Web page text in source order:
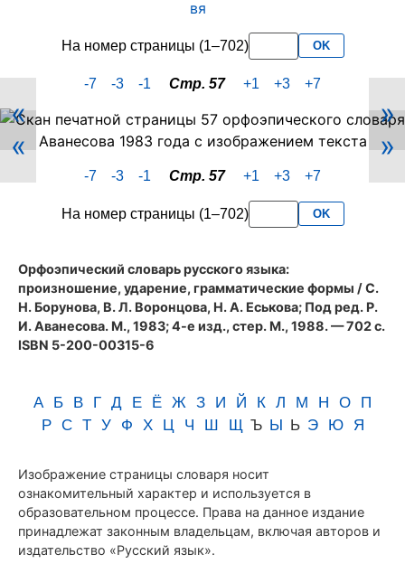
вя
На номер страницы (1–702) OK
-7 -3 -1 Стр. 57 +1 +3 +7
Скан
PDF-
страницы
57
Аванесова
«
»
«
»
-7 -3 -1 Стр. 57 +1 +3 +7
На номер страницы (1–702) OK
Орфоэпический словарь русского языка:
произношение, ударение, грамматические формы / С.
Н. Борунова, В. Л. Воронцова, Н. А. Еськова; Под ред. Р.
И. Аванесова. М., 1983; 4-е изд., стер. М., 1988. — 702 с.
ISBN 5-200-00315-6
А Б В Г Д Е Ё Ж З И Й К Л М Н О П
Р С Т У Ф Х Ц Ч Ш Щ Ъ Ы Ь Э Ю Я
Изображение страницы словаря носит
ознакомительный характер и используется в
образовательном процессе. Права на данное издание
принадлежат законным владельцам, включая авторов и
издательство «Русский язык».